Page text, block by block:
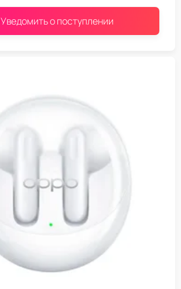
Уведомить о поступлении